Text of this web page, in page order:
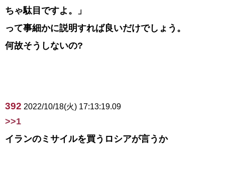
ちゃ駄目ですよ。」
って事細かに説明すれば良いだけでしょう。
何故そうしないの?
392 2022/10/18(火) 17:13:19.09
>>1
イランのミサイルを買うロシアが言うか